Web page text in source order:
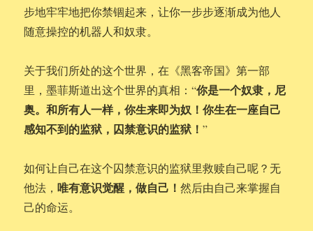
步地牢牢地把你禁锢起来，让你一步步逐渐成为他人
随意操控的机器人和奴隶。
关于我们所处的这个世界，在《黑客帝国》第一部
里，墨菲斯道出这个世界的真相：“你是一个奴隶，尼
奥。和所有人一样，你生来即为奴！你生在一座自己
感知不到的监狱，囚禁意识的监狱！”
如何让自己在这个囚禁意识的监狱里救赎自己呢？无
他法，唯有意识觉醒，做自己！然后由自己来掌握自
己的命运。